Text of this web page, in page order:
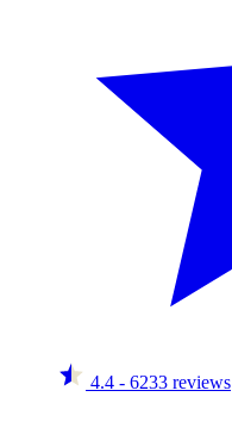
4.4 - 6233 reviews